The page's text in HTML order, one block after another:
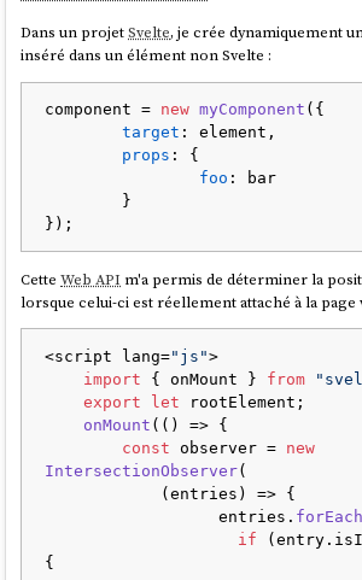
Dans un projetSvelte, je crée dynamiquement
inséré dans un élément non Svelte :
component = new myComponent ({
target : element,
props : {
foo : bar
CetteWeb API m'a permis de déterminer la
lorsque celui-ci est réellement attaché à la page
<script lang="js">
import { onMount } from
export
let rootElement;
onMount ( () => {
const observer = new
IntersectionObserver(
(entries ) => {
                  entries.
forEach
if (entry.
{